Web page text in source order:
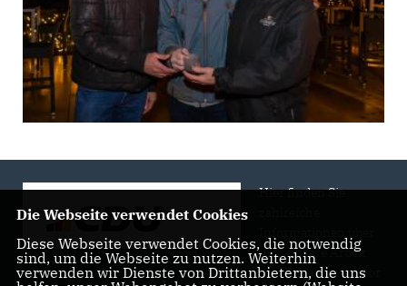
Hier finden Sie
uns, unsere Arbeit
und Engagement vor
Die Webseite verwendet Cookies
Diese Webseite verwendet Cookies, die notwendig
sind, um die Webseite zu nutzen. Weiterhin
verwenden wir Dienste von Drittanbietern, die uns